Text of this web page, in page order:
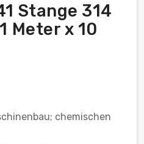
Stange 314
Meter x 10
chemischen